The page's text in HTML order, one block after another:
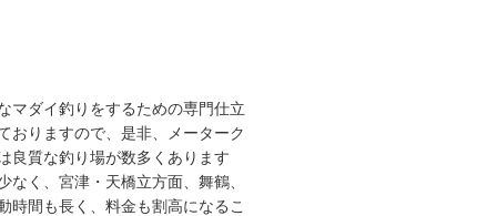
マダイ釣りをするための専門仕立
おりますので、是非、メーターク
良質な釣り場が数多くあります
く、宮津・天橋立方面、舞鶴、
時間も長く、料金も割高になるこ